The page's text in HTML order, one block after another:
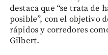
destaca que “se trata de
posible”, con el objetivo
rápidos y corredores
Gilbert.